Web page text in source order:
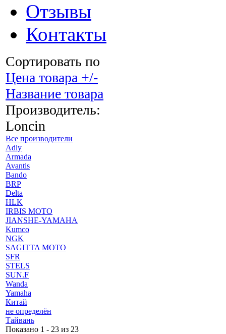
Отзывы
Контакты
Сортировать по
Цена товара +/-
Название товара
Производитель:
Loncin
Все производители
Adly
Armada
Avantis
Bando
BRP
Delta
HLK
IRBIS MOTO
JIANSHE-YAMAHA
Kumco
NGK
SAGITTA MOTO
SFR
STELS
SUN.F
Wanda
Yamaha
Китай
не определён
Тайвань
Показано 1 - 23 из 23